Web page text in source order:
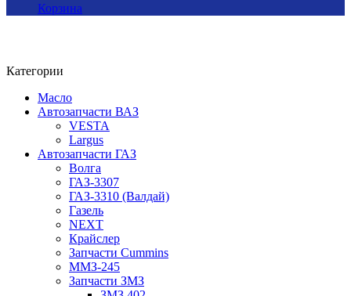
Корзина
Категории
Масло
Автозапчасти ВАЗ
VESTA
Largus
Автозапчасти ГАЗ
Волга
ГАЗ-3307
ГАЗ-3310 (Валдай)
Газель
NEXT
Крайслер
Запчасти Cummins
ММЗ-245
Запчасти ЗМЗ